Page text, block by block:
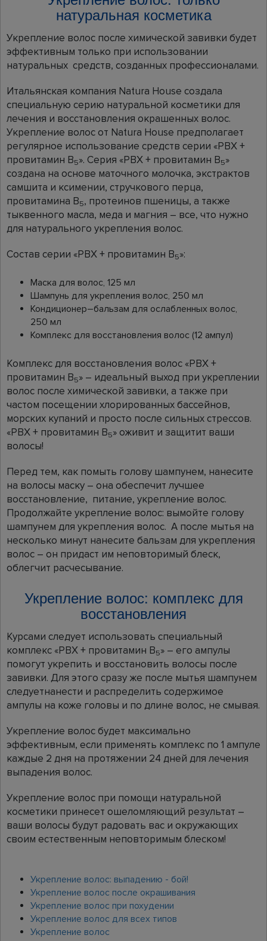
натуральная косметика
Укрепление волос после химической завивки будет
эффективным только при использовании
натуральных средств, созданных профессионалами.
Итальянская компания Natura House создала
специальную серию натуральной косметики для
лечения и восстановления окрашенных волос.
Укрепление волос от Natura House предполагает
регулярное использование средств серии «PBX +
провитамин В5». Серия «PBX + провитамин В5»
создана на основе маточного молочка, экстрактов
самшита и ксимении, стручкового перца,
провитамина B5, протеинов пшеницы, а также
тыквенного масла, меда и магния – все, что нужно
для натурального укрепления волос.
Состав серии «PBX + провитамин В5»:
Маска для волос, 125 мл
Шампунь для укрепления волос, 250 мл
Кондиционер–бальзам для ослабленных волос,
250 мл
Комплекс для восстановления волос (12 ампул)
Комплекс для восстановления волос «PBX +
провитамин В5» – идеальный выход при укреплении
волос после химической завивки, а также при
частом посещении хлорированных бассейнов,
морских купаний и просто после сильных стрессов.
«PBX + провитамин В5» оживит и защитит ваши
волосы!
Перед тем, как помыть голову шампунем, нанесите
на волосы маску – она обеспечит лучшее
восстановление, питание, укрепление волос.
Продолжайте укрепление волос: вымойте голову
шампунем для укрепления волос. А после мытья на
несколько минут нанесите бальзам для укрепления
волос – он придаст им неповторимый блеск,
облегчит расчесывание.
Укрепление волос: комплекс для
восстановления
Курсами следует использовать специальный
комплекс «PBX + провитамин В5» – его ампулы
помогут укрепить и восстановить волосы после
завивки. Для этого сразу же после мытья шампунем
следуетнанести и распределить содержимое
ампулы на коже головы и по длине волос, не смывая.
Укрепление волос будет максимально
эффективным, если применять комплекс по 1 ампуле
каждые 2 дня на протяжении 24 дней для лечения
выпадения волос.
Укрепление волос при помощи натуральной
косметики принесет ошеломляющий результат –
ваши волосы будут радовать вас и окружающих
своим естественным неповторимым блеском!
Укрепление волос: выпадению - бой!
Укрепление волос после окрашивания
Укрепление волос при похудении
Укрепление волос для всех типов
Укрепление волос